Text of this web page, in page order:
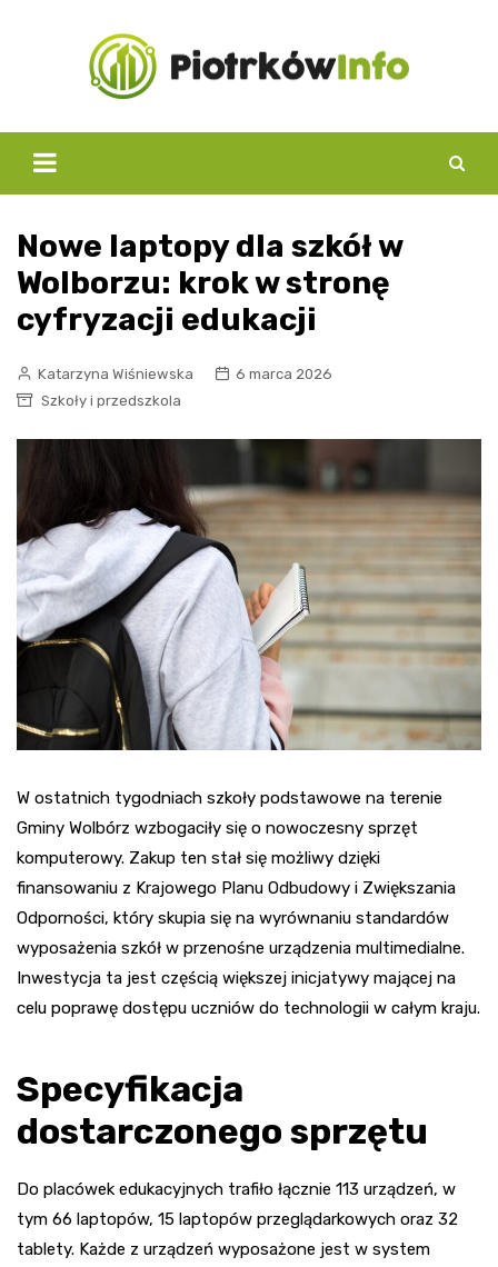
Nowe laptopy dla szkół w
Wolborzu: krok w stronę
cyfryzacji edukacji
Katarzyna Wiśniewska
6 marca 2026
Szkoły i przedszkola
W ostatnich tygodniach szkoły podstawowe na terenie
Gminy Wolbórz wzbogaciły się o nowoczesny sprzęt
komputerowy. Zakup ten stał się możliwy dzięki
finansowaniu z Krajowego Planu Odbudowy i Zwiększania
Odporności, który skupia się na wyrównaniu standardów
wyposażenia szkół w przenośne urządzenia multimedialne.
Inwestycja ta jest częścią większej inicjatywy mającej na
celu poprawę dostępu uczniów do technologii w całym kraju.
Specyfikacja
dostarczonego sprzętu
Do placówek edukacyjnych trafiło łącznie 113 urządzeń, w
tym 66 laptopów, 15 laptopów przeglądarkowych oraz 32
tablety. Każde z urządzeń wyposażone jest w system